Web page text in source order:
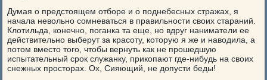
Думая о предстоящем отборе и о поднебесных стражах, я
начала невольно сомневаться в правильности своих стараний.
Клотильда, конечно, поганка та еще, но вдруг наниматели ее
действительно выберут за красоту, которую я же и наводила, а
потом вместо того, чтобы вернуть как не прошедшую
испытательный срок служанку, прикопают где-нибудь на своих
снежных просторах. Ох, Сияющий, не допусти беды!